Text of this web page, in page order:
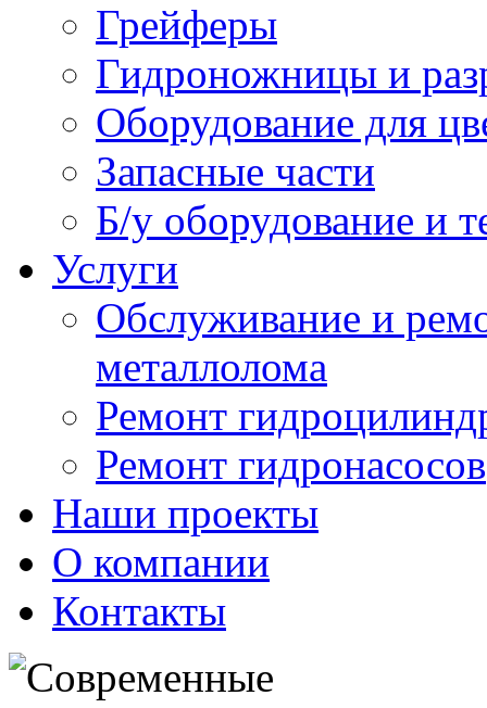
Грейферы
Гидроножницы и
Оборудование для
Запасные части
Б/у оборудование и
Услуги
Обслуживание и
металлолома
Ремонт
Ремонт гидронасосов
Наши проекты
О компании
Контакты